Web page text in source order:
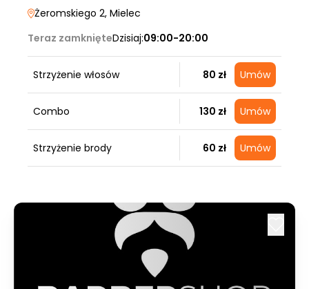
Żeromskiego 2, Mielec
Teraz zamknięteDzisiaj:09:00-20:00
Strzyżenie włosów 80 zł Umów
Combo 130 zł Umów
Strzyżenie brody 60 zł Umów